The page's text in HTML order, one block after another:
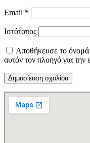
Email *
Ιστότοπος
Αποθήκευσε το όνομά
αυτόν τον πλοηγό για